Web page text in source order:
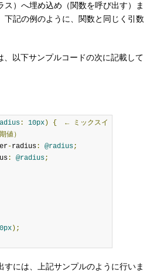
ス）へ埋め込め（関数を呼び出す）ま
下記の例のように、関数と同じく引数
以下サンプルコードの次に記載して
: 10px) { ←
ミックスイ
値）
-radius: @radius;
: @radius;
);
には、上記サンプルのように行いま